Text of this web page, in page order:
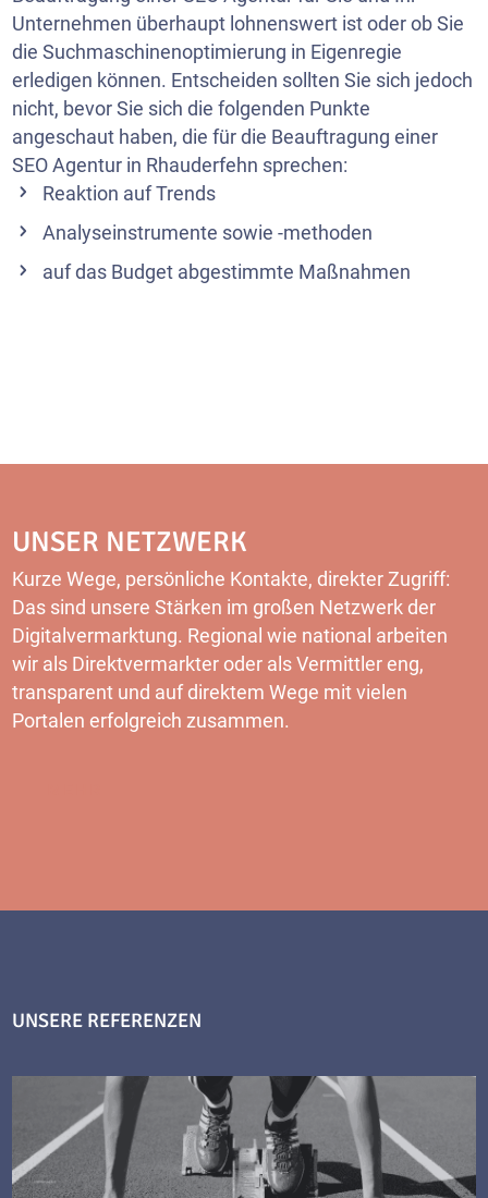
Unternehmen überhaupt lohnenswert ist oder ob Sie
die Suchmaschinenoptimierung in Eigenregie
erledigen können. Entscheiden sollten Sie sich jedoch
nicht, bevor Sie sich die folgenden Punkte
angeschaut haben, die für die Beauftragung einer
SEO Agentur in Rhauderfehn sprechen:
Reaktion auf Trends
Analyseinstrumente sowie -methoden
auf das Budget abgestimmte Maßnahmen
UNSER NETZWERK
Kurze Wege, persönliche Kontakte, direkter Zugriff:
Das sind unsere Stärken im großen Netzwerk der
Digitalvermarktung. Regional wie national arbeiten
wir als Direktvermarkter oder als Vermittler eng,
transparent und auf direktem Wege mit vielen
Portalen erfolgreich zusammen.
UNSERE REFERENZEN